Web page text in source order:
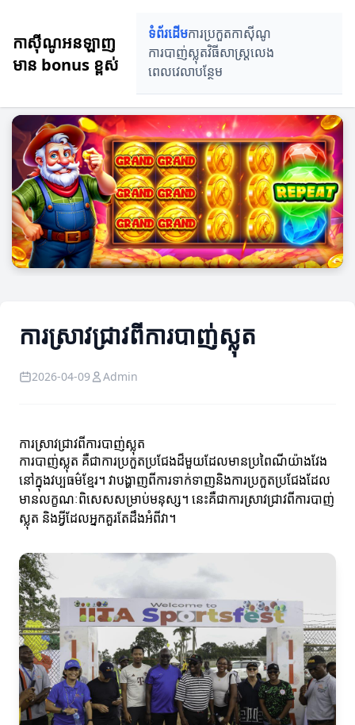
កាស៊ីណូអនឡាញ
មាន bonus ខ្ពស់
ទំព័រដើមការប្រកួតកាស៊ីណូ
ការបាញ់ស្លុតវិធីសាស្ត្រលេង
ពេលវេលាបន្ថែម
ការស្រាវជ្រាវពីការបាញ់ស្លុត
2026-04-09 Admin
ការស្រាវជ្រាវពីការបាញ់ស្លុត
ការបាញ់ស្លុត គឺជាការប្រកួតប្រជែងដ៏មួយដែលមានប្រពៃណីយ៉ាងវែង
នៅក្នុងវប្បធម៌ខ្មែរ។ វាបង្ហាញពីការទាក់ទាញនិងការប្រកួតប្រជែងដែល
មានលក្ខណៈពិសេសសម្រាប់មនុស្ស។ នេះគឺជាការស្រាវជ្រាវពីការបាញ់
ស្លុត និងអ្វីដែលអ្នកគួរតែដឹងអំពីវា។